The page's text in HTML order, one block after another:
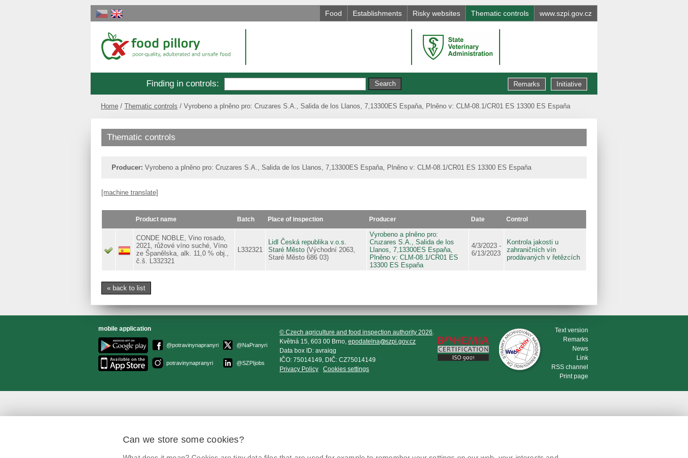
Food Establishments Risky websites Thematic controls www.szpi.gov.cz
Finding in controls: Initiative
Remarks
Home Thematic controls Vyrobeno a plněno pro: Cruzares S.A., Salida de los Llanos, 7,13300ES Espaňa, Plněno v: CLM-08.1/CR01 ES 13300 ES Espaňa
Thematic controls
Producer: Vyrobeno a plněno pro: Cruzares S.A., Salida de los Llanos, 7,13300ES Espaňa, Plněno v: CLM-08.1/CR01 ES 13300 ES Espaňa
[machine translate]
Product name Batch Place of inspection Producer Date Control
CONDE NOBLE, Vino rosado,
2021, růžové víno suché, Víno
ze Španělska, alk. 11,0 % obj.,
č.š. L332321
L332321
Lidl Česká republika v.o.s.
Staré Město (Východní 2063,
Staré Město 686 03)
Vyrobeno a plněno pro:
Cruzares S.A., Salida de los
Llanos, 7,13300ES Espaňa,
Plněno v: CLM-08.1/CR01 ES
13300 ES Espaňa
4/3/2023 -
6/13/2023
Kontrola jakosti u
zahraničních vín
prodávaných v řetězcích
« back to list
mobile application
@potravinynapranyri
potravinynapranyri
@NaPranyri
@SZPIjobs
© Czech agriculture and food inspection authority 2026.
Květná 15, 603 00 Brno, epodatelna
szpi.gov.cz
Data box ID: avraiqg
IČO: 75014149, DIČ: CZ75014149
Privacy Policy
Cookies settings
Text version
Remarks
News
Link
RSS channel
Print page
Can we store some cookies?